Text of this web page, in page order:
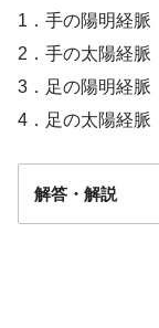
1．手の陽明経脈
2．手の太陽経脈
3．足の陽明経脈
4．足の太陽経脈
解答・解説